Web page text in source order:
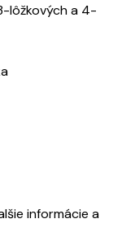
lôžkových a 4-
informácie a